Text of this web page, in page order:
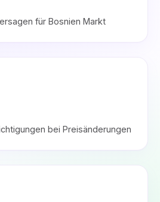
für Bosnien Markt
bei Preisänderungen